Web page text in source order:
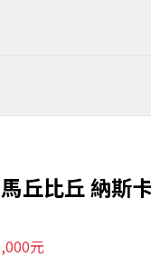
丘比丘 納斯
元